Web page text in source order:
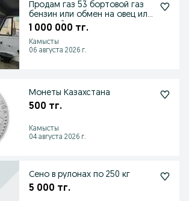
Продам газ 53 бортовой газ
бензин или обмен на овец или
лошадей
1 000 000 тг.
Камысты
06 августа 2026 г.
Монеты Казахстана
500 тг.
Камысты
04 августа 2026 г.
Сено в рулонах по 250 кг
5 000 тг.